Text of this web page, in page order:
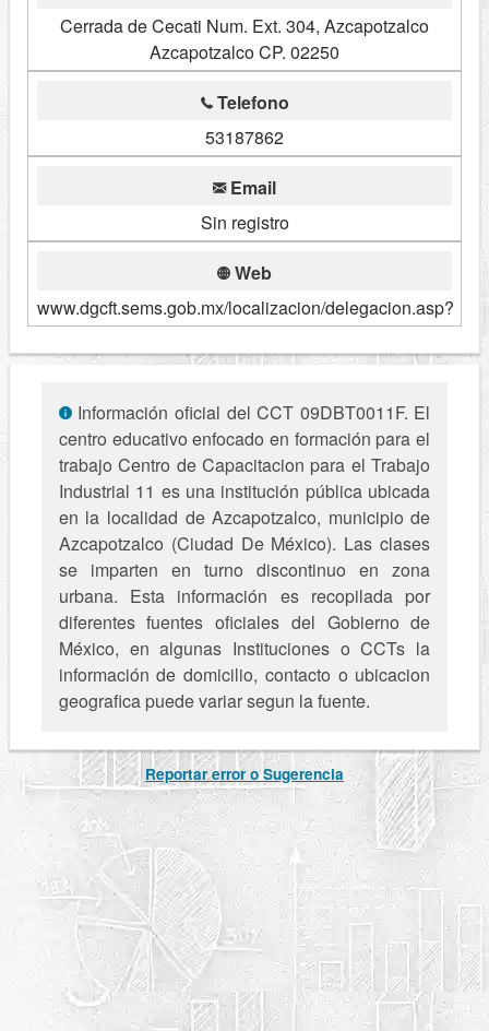
Cerrada de Cecati Num. Ext. 304, Azcapotzalco
Azcapotzalco CP. 02250
Telefono
53187862
Email
Sin registro
Web
www.dgcft.sems.gob.mx/localizacion/delegacion.asp?
Información oficial del CCT 09DBT0011F. El
centro educativo enfocado en formación para el
trabajo Centro de Capacitacion para el Trabajo
Industrial 11 es una institución pública ubicada
en la localidad de Azcapotzalco, municipio de
Azcapotzalco (Ciudad De México). Las clases
se imparten en turno discontinuo en zona
urbana. Esta información es recopilada por
diferentes fuentes oficiales del Gobierno de
México, en algunas Instituciones o CCTs la
información de domicilio, contacto o ubicacion
geografica puede variar segun la fuente.
Reportar error o Sugerencia